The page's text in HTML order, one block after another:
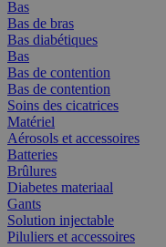
Bas
Bas de bras
Bas diabétiques
Bas
Bas de contention
Bas de contention
Soins des cicatrices
Matériel
Aérosols et accessoires
Batteries
Brûlures
Diabetes materiaal
Gants
Solution injectable
Piluliers et accessoires